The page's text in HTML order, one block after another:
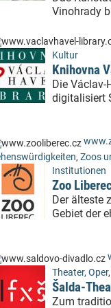
Vinohrady
Kultur
Knihovna
Die
digitalisiert
, Zoos
Institutionen
Zoo
Der älteste
Gebiet der
Theater, Oper,
Šalda-
Zum